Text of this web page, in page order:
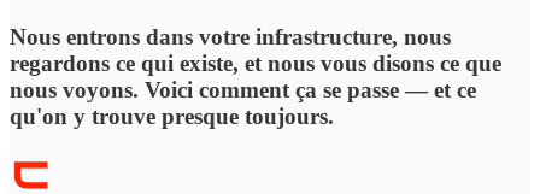
Nous entrons dans votre infrastructure, nous
regardons ce qui existe, et nous vous disons ce que
nous voyons. Voici comment ça se passe — et ce
qu'on y trouve presque toujours.